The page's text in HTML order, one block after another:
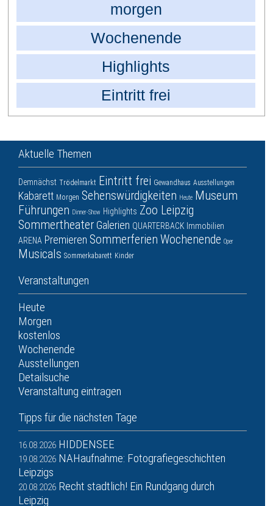
morgen
Wochenende
Highlights
Eintritt frei
Aktuelle Themen
Demnächst Trödelmarkt Eintritt frei Gewandhaus Ausstellungen
Kabarett Morgen Sehenswürdigkeiten Heute Museum
Führungen Dinner-Show Highlights Zoo Leipzig
Sommertheater Galerien QUARTERBACK Immobilien
ARENA Premieren Sommerferien Wochenende Oper
Musicals Sommerkabarett Kinder
Veranstaltungen
Heute
Morgen
kostenlos
Wochenende
Ausstellungen
Detailsuche
Veranstaltung eintragen
Tipps für die nächsten Tage
16.08.2026 HIDDENSEE
19.08.2026 NAHaufnahme: Fotografiegeschichten
Leipzigs
20.08.2026 Recht stadtlich! Ein Rundgang durch
Leipzig